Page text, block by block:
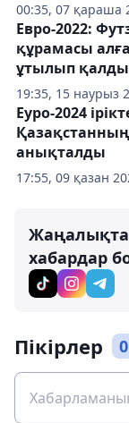
00:35, 07 қараша
19:35, 15 наурыз
Евро-2022:
құрамасы
ұтылып қалды
17:55, 09 қазан
Еуро-2024
анықталды
хабардар
Пікірлер 0